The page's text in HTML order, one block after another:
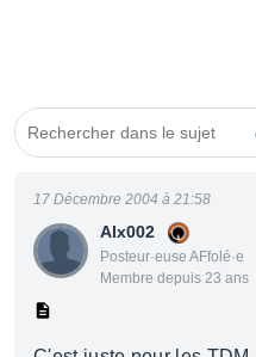
Alx002
Posteur·euse AFfolé·e
Membre depuis 23 ans
17 Décembre 2004 à 21:58